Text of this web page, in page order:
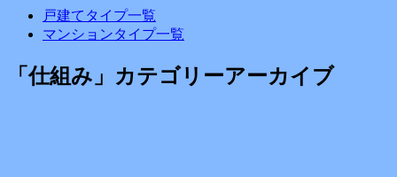
ッ
戸建てタイプ一覧
マンションタイプ一覧
「仕組み 」カテゴリーアーカイブ